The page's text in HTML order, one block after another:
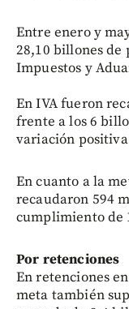
Entre enero y
28,10 billones de
Impuestos y
En IVA fueron
frente a los 6
variación
En cuanto a la
recaudaron 594
cumplimiento de
Por retenciones
En retenciones
meta también